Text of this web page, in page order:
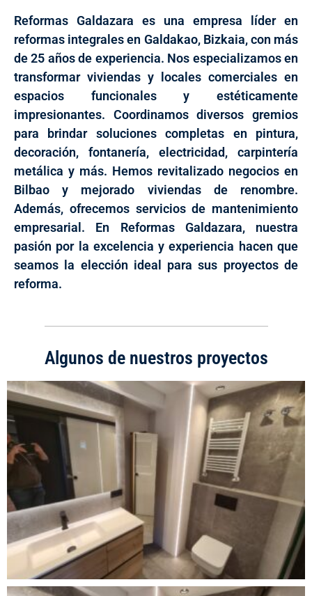
Reformas Galdazara es una empresa líder en
reformas integrales en Galdakao, Bizkaia, con más
de 25 años de experiencia. Nos especializamos en
transformar viviendas y locales comerciales en
espacios funcionales y estéticamente
impresionantes. Coordinamos diversos gremios
para brindar soluciones completas en pintura,
decoración, fontanería, electricidad, carpintería
metálica y más. Hemos revitalizado negocios en
Bilbao y mejorado viviendas de renombre.
Además, ofrecemos servicios de mantenimiento
empresarial. En Reformas Galdazara, nuestra
pasión por la excelencia y experiencia hacen que
seamos la elección ideal para sus proyectos de
reforma.
Algunos de nuestros proyectos